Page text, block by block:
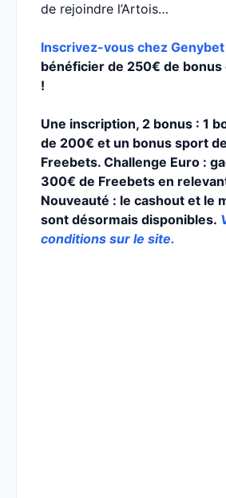
de rejoindre l’Artois…
Inscrivez-vous chez Genybet
bénéficier de 250€ de bonus
!
Une inscription, 2 bonus : 1
de 200€ et un bonus sport
Freebets. Challenge Euro :
300€ de Freebets en
Nouveauté : le cashout et le
sont désormais disponibles.
conditions sur le site.